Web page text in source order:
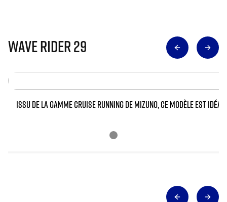
WAVE RIDER 29
ISSU DE LA GAMME CRUISE RUNNING DE MIZUNO, CE MODÈLE EST